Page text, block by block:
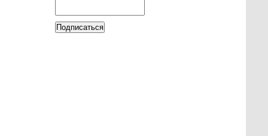
Подписаться